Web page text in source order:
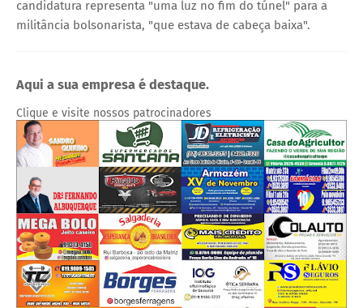
candidatura representa "uma luz no fim do túnel" para a
militância bolsonarista, "que estava de cabeça baixa".
Aqui a sua empresa é destaque.
Clique e visite nossos patrocinadores